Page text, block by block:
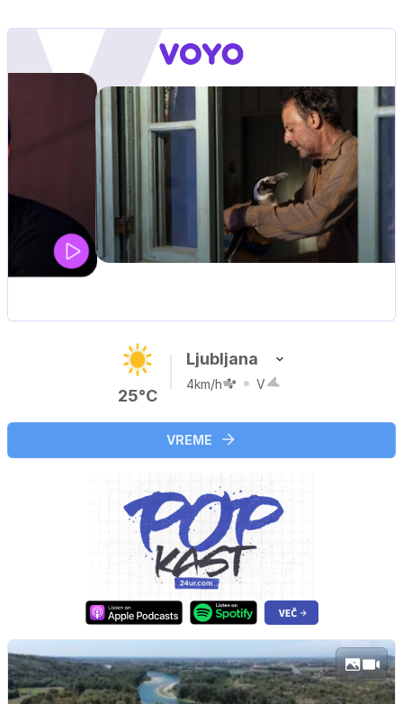
UEFA SUPERPOKAL
25°C
Ljubljana
4km/h V
VREME